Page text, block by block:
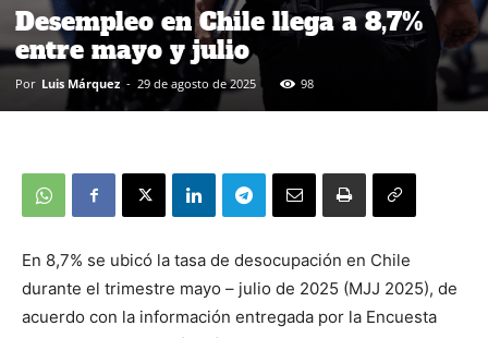
Desempleo en Chile llega a 8,7%
entre mayo y julio
Por Luis Márquez - 29 de agosto de 2025 98
En 8,7% se ubicó la tasa de desocupación en Chile
durante el trimestre mayo – julio de 2025 (MJJ 2025), de
acuerdo con la información entregada por la Encuesta